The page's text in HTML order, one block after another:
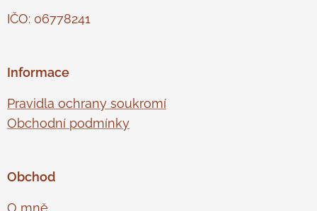
IČO: 06778241
Informace
Pravidla ochrany soukromí
Obchodní podmínky
Obchod
O mně